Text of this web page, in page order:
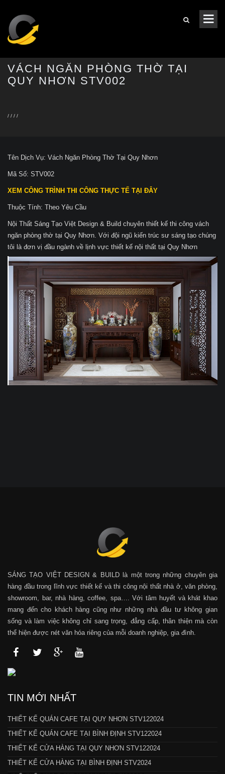
VÁCH NGĂN PHÒNG THỜ TẠI
QUY NHƠN STV002
/ / / /
Tên Dịch Vụ: Vách Ngăn Phòng Thờ Tại Quy Nhơn
Mã Số: STV002
XEM CÔNG TRÌNH THI CÔNG THỰC TẾ TẠI ĐÂY
Thuộc Tính: Theo Yêu Cầu
Nội Thất Sáng Tạo Việt Design & Build chuyên thiết kế thi công vách
ngăn phòng thờ tại Quy Nhơn. Với đội ngũ kiến trúc sư sáng tạo chúng
tôi là đơn vị đầu ngành về lịnh vực thiết kế nội thất tại Quy Nhơn
SÁNG TẠO VIỆT DESIGN & BUILD là một trong những chuyên gia
hàng đầu trong lĩnh vực thiết kế và thi công nội thất nhà ở, văn phòng,
showroom, bar, nhà hàng, coffee, spa…. Với tâm huyết và khát khao
mang đến cho khách hàng cũng như những nhà đầu tư không gian
sống và làm việc không chỉ sang trọng, đẳng cấp, thân thiện mà còn
thể hiện được nét văn hóa riêng của mỗi doanh nghiệp, gia đình.
TIN MỚI NHẤT
THIẾT KẾ QUÁN CAFE TẠI QUY NHƠN STV122024
THIẾT KẾ QUÁN CAFE TẠI BÌNH ĐỊNH STV122024
THIẾT KẾ CỬA HÀNG TẠI QUY NHƠN STV122024
THIẾT KẾ CỬA HÀNG TẠI BÌNH ĐỊNH STV2024